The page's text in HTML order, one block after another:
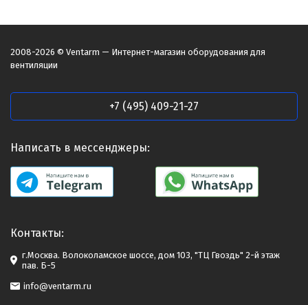
2008-2026 © Ventarm — Интернет-магазин оборудования для
вентиляции
+7 (495) 409-21-27
Написать в мессенджеры:
Контакты:
г.Москва. Волоколамское шоссе, дом 103, "ТЦ Гвоздь" 2-й этаж
пав. Б-5
info@ventarm.ru